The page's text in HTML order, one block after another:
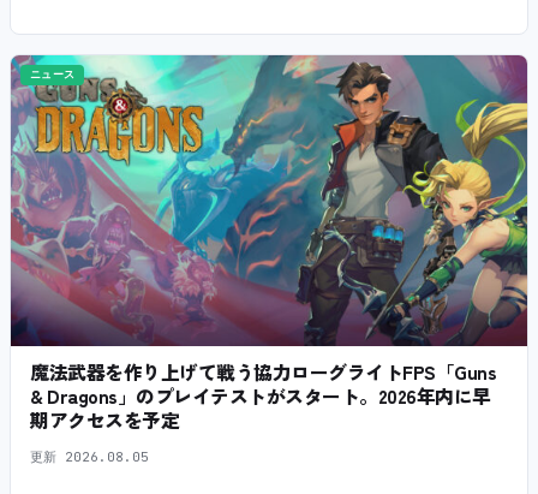
ニュース
魔法武器を作り上げて戦う協力ローグライトFPS「Guns
& Dragons」のプレイテストがスタート。2026年内に早
期アクセスを予定
更新 2026.08.05